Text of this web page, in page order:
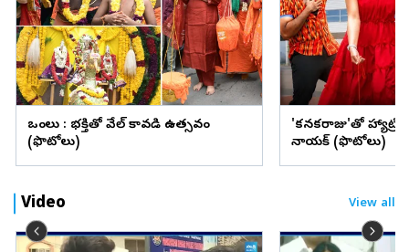
ఒంగోలు : భక్తితో వేల్ కావడి ఉత్సవం
(ఫొటోలు)
'కనకరాజు'తో
నాయక్ (ఫొటోలు)
Video View all